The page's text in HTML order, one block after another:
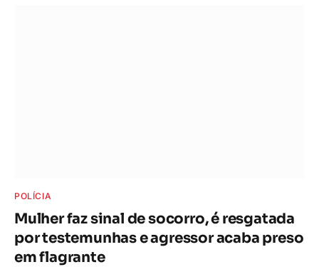
POLÍCIA
Mulher faz sinal de socorro, é resgatada
por testemunhas e agressor acaba preso
em flagrante